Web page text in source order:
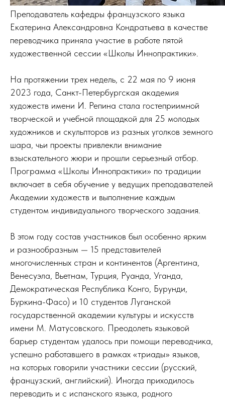
Преподаватель кафедры французского языка
Екатерина Александровна Кондратьева в качестве
переводчика приняла участие в работе пятой
художественной сессии «Школы Иннопрактики».
На протяжении трех недель, с 22 мая по 9 июня
2023 года, Санкт-Петербургская академия
художеств имени И. Репина стала гостеприимной
творческой и учебной площадкой для 25 молодых
художников и скульпторов из разных уголков земного
шара, чьи проекты привлекли внимание
взыскательного жюри и прошли серьезный отбор.
Программа «Школы Иннопрактики» по традиции
включает в себя обучение у ведущих преподавателей
Академии художеств и выполнение каждым
студентом индивидуального творческого задания.
В этом году состав участников был особенно ярким
и разнообразным — 15 представителей
многочисленных стран и континентов (Аргентина,
Венесуэла, Вьетнам, Турция, Руанда, Уганда,
Демократическая Республика Конго, Бурунди,
Буркина-Фасо) и 10 студентов Луганской
государственной академии культуры и искусств
имени М. Матусовского. Преодолеть языковой
барьер студентам удалось при помощи переводчика,
успешно работавшего в рамках «триады» языков,
на которых говорили участники сессии (русский,
французский, английский). Иногда приходилось
переводить и с испанского языка, родного